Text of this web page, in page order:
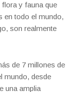
y fauna que
en todo el mundo,
son realmente
de 7 millones de
mundo, desde
una amplia